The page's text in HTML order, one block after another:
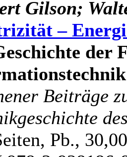
Gilson;
–
der
Beiträge
Pb.,